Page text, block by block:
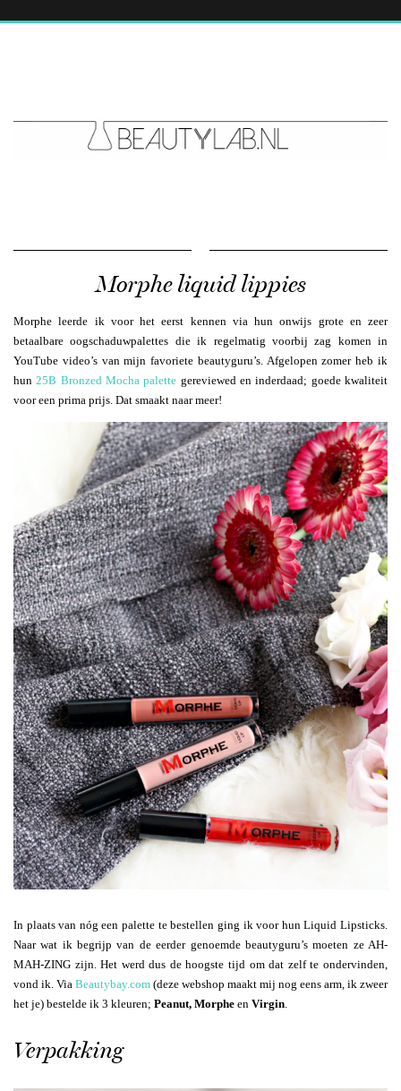
Morphe liquid lippies
Morphe leerde ik voor het eerst kennen via hun onwijs grote en zeer
betaalbare oogschaduwpalettes die ik regelmatig voorbij zag komen in
YouTube video’s van mijn favoriete beautyguru’s. Afgelopen zomer heb ik
hun25B Bronzed Mocha palette gereviewed en inderdaad; goede kwaliteit
voor een prima prijs. Dat smaakt naar meer!
In plaats van nóg een palette te bestellen ging ik voor hun Liquid Lipsticks.
Naar wat ik begrijp van de eerder genoemde beautyguru’s moeten ze AH-
MAH-ZING zijn. Het werd dus de hoogste tijd om dat zelf te ondervinden,
vond ik. Via Beautybay.com (deze webshop maakt mij nog eens arm, ik zweer
het je) bestelde ik 3 kleuren; Peanut, Morphe en Virgin
Verpakking